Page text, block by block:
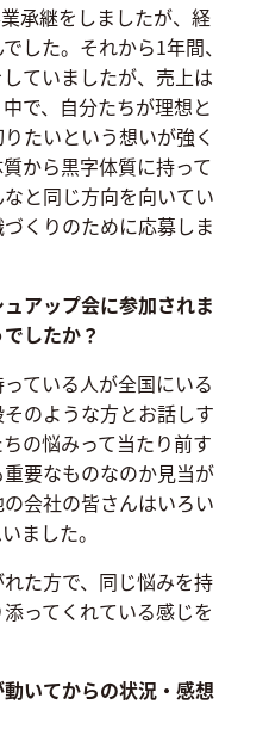
承継をしましたが、経
した。それから1年間、
ていましたが、売上は
で、自分たちが理想と
たいという想いが強く
から黒字体質に持って
と同じ方向を向いてい
くりのために応募しま
アップ会に参加されま
したか？
ている人が全国にいる
のような方とお話しす
の悩みって当たり前す
要なものなのか見当が
会社の皆さんはいろい
ました。
た方で、同じ悩みを持
ってくれている感じを
いてからの状況・感想